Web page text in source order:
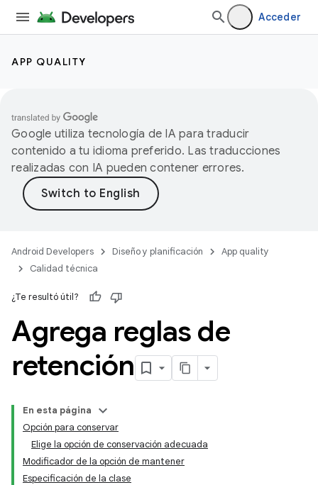
Acceder
APP QUALITY
Google utiliza tecnología de IA para traducir
contenido a tu idioma preferido. Las traducciones
realizadas con IA pueden contener errores.
Android Developers Diseño y planificación
App quality
Calidad técnica
¿Te resultó útil?
Agrega reglas de
retención
En esta página
Opción para conservar
Elige la opción de conservación adecuada
Modificador de la opción de mantener
Especificación de la clase